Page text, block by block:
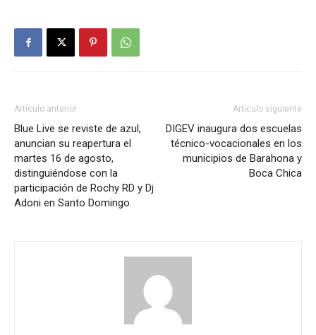
Artículo anterior
Blue Live se reviste de azul,
anuncian su reapertura el
martes 16 de agosto,
distinguiéndose con la
participación de Rochy RD y Dj
Adoni en Santo Domingo.
Artículo siguiente
DIGEV inaugura dos escuelas
técnico-vocacionales en los
municipios de Barahona y
Boca Chica